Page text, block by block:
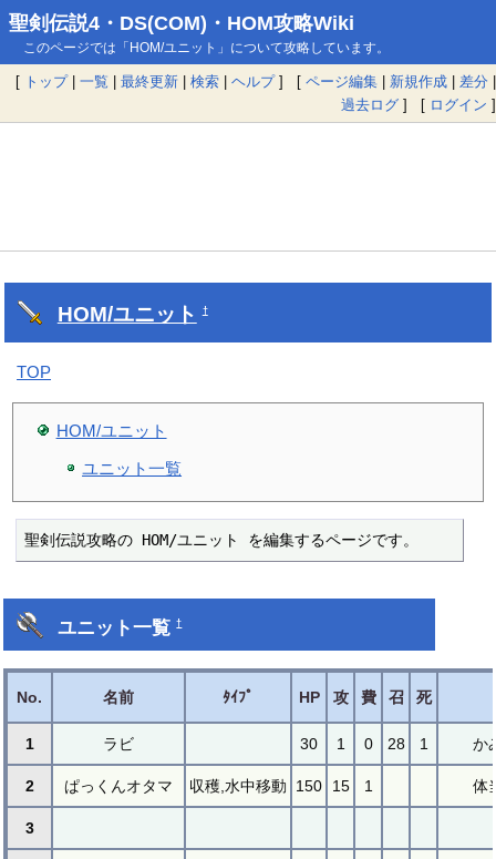
聖剣伝説4・DS(COM)・HOM攻略Wiki
このページでは「HOM/ユニット」について攻略しています。
[ トップ| 一覧 | 最終更新 | 検索 | ヘルプ] [ ページ編集 | 新規作成 | 差分 |
過去ログ ] [ ログイン ]
HOM/ユニット †
TOP
HOM/ユニット
ユニット一覧
聖剣伝説攻略の HOM/ユニット を編集するページです。
ユニット一覧†
No. 名前 ﾀｲﾌﾟ HP 攻 費 召 死
1 ラビ 30 1 0 28 1 か
2 ぱっくんオタマ 収穫,水中移動 150 15 1 体
3